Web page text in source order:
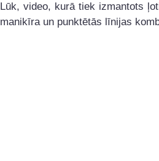
Lūk, video, kurā tiek izmantots
manikīra un punktētās līnijas